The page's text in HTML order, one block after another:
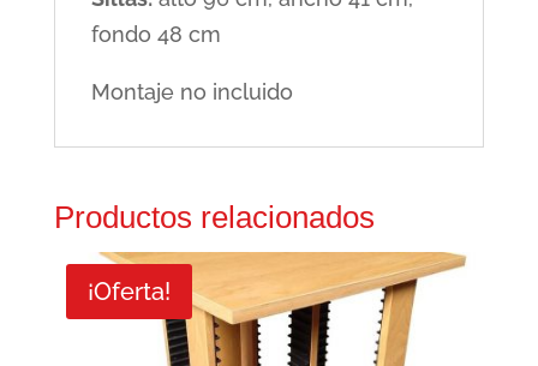
fondo 48 cm
Montaje no incluido
Productos relacionados
¡Oferta!